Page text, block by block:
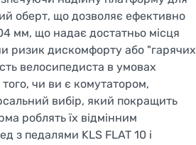
оберт, що дозволяє ефективно
мм, що надає достатньо місця
ризик дискомфорту або "гарячих
велосипедиста в умовах
чи ви є комутатором,
вибір, який покращить
роблять їх відмінним
з педалями KLS FLAT 10 і